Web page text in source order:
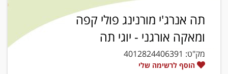
תה אנרג'י מורנינג פולי קפה
ומאקה אורגני - יוגי תה
מק"ט: 4012824406391
הוסף לרשימה שלי